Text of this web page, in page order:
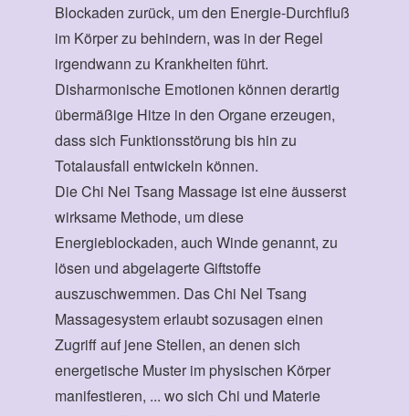
Blockaden zurück, um den Energie-Durchfluß
im Körper zu behindern, was in der Regel
irgendwann zu Krankheiten führt.
Disharmonische Emotionen können derartig
übermäßige Hitze in den Organe erzeugen,
dass sich Funktionsstörung bis hin zu
Totalausfall entwickeln können.
Die Chi Nei Tsang Massage ist eine äusserst
wirksame Methode, um diese
Energieblockaden, auch Winde genannt, zu
lösen und abgelagerte Giftstoffe
auszuschwemmen. Das Chi Nel Tsang
Massagesystem erlaubt sozusagen einen
Zugriff auf jene Stellen, an denen sich
energetische Muster im physischen Körper
manifestieren, ... wo sich Chi und Materie